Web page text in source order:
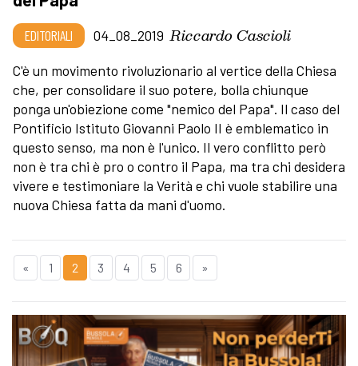
EDITORIALI 04_08_2019 Riccardo Cascioli
C'è un movimento rivoluzionario al vertice della Chiesa
che, per consolidare il suo potere, bolla chiunque
ponga un'obiezione come "nemico del Papa". Il caso del
Pontificio Istituto Giovanni Paolo II è emblematico in
questo senso, ma non è l'unico. Il vero conflitto però
non è tra chi è pro o contro il Papa, ma tra chi desidera
vivere e testimoniare la Verità e chi vuole stabilire una
nuova Chiesa fatta da mani d'uomo.
« 1 2 3 4 5 6 »